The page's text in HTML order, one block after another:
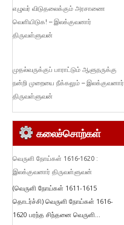
எழுவர் விடுதலைக்கும் அரசாணை
வெளியிடுக! – இலக்குவனார்
திருவள்ளுவன்
முதல்வருக்குப் பாராட்டும் ஆளுநருக்கு
நன்றி முறையை நீக்கலும் – இலக்குவனார்
திருவள்ளுவன்
கலைச்சொற்கள்
வெருளி நோய்கள் 1616-1620 :
இலக்குவனார் திருவள்ளுவன்
(வெருளி நோய்கள் 1611-1615
தொடர்ச்சி) வெருளி நோய்கள் 1616-
1620 பரந்த சிந்தனை வெருளி...